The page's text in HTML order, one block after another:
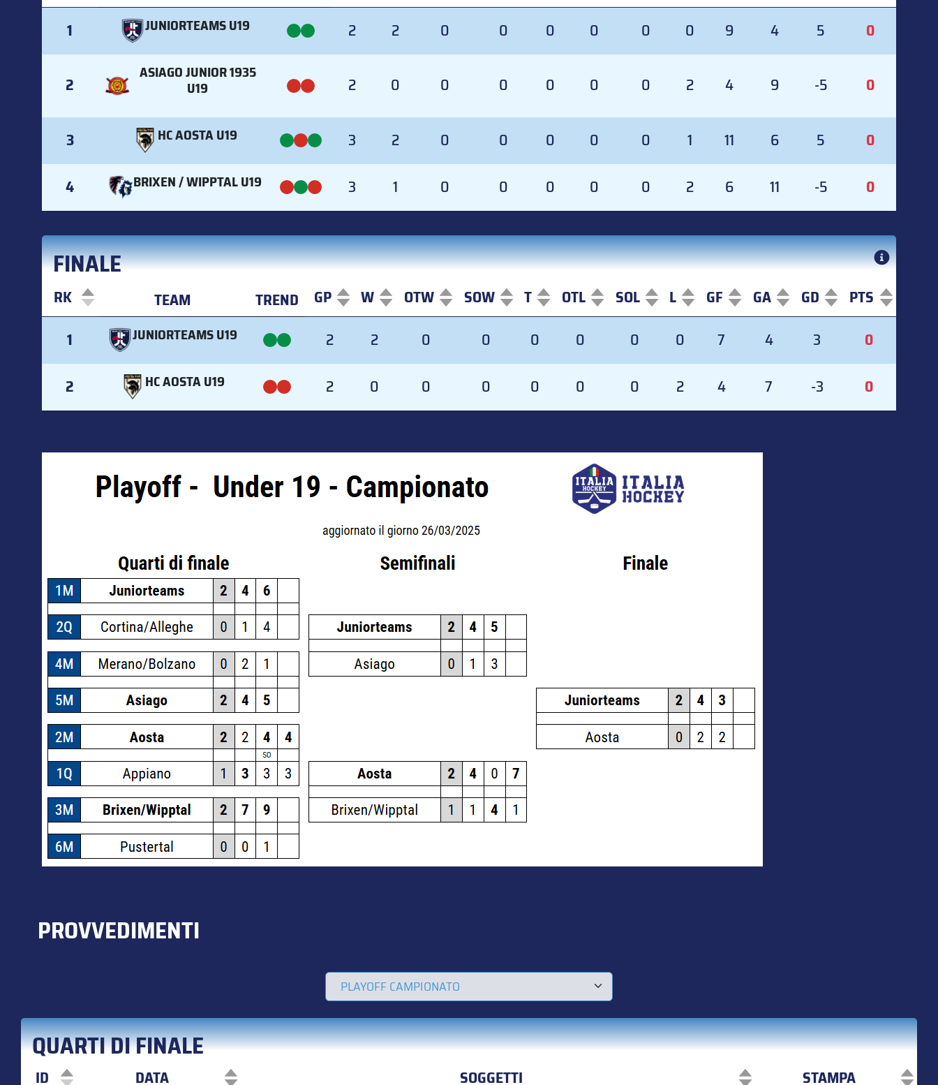
RK
TEAM TREND GP W OTW SOW T OTL SOL L GF GA GD PTS
1 JUNIORTEAMS U19 2 2 0 0 0 0 0 0 9 4 5 0
2
ASIAGO JUNIOR 1935
U19 2 0 0 0 0 0 0 2 4 9 -5 0
3 HC AOSTA U19 3 2 0 0 0 0 0 1 11 6 5
0
4
BRIXEN / WIPPTAL U19 3 1 0 0 0 0 0 2 6 11 -5 0
FINALE
RK TEAM TREND GP W OTW SOW T OTL SOL L GF GA GD
PTS
RK
TEAM TREND GP W OTW SOW T OTL SOL L GF GA GD PTS
1 JUNIORTEAMS U19 2 2 0 0 0 0 0 0 7 4 3
0
2
HC AOSTA U19 2 0 0 0 0 0 0 2 4 7 -3 0
PROVVEDIMENTI
QUARTI DI FINALE
ID DATA SOGGETTI STAMPA